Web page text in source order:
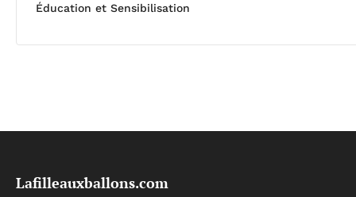
Éducation et Sensibilisation
Lafilleauxballons.com